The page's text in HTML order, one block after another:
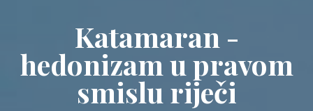
Katamaran -
hedonizam u pravom
smislu riječi